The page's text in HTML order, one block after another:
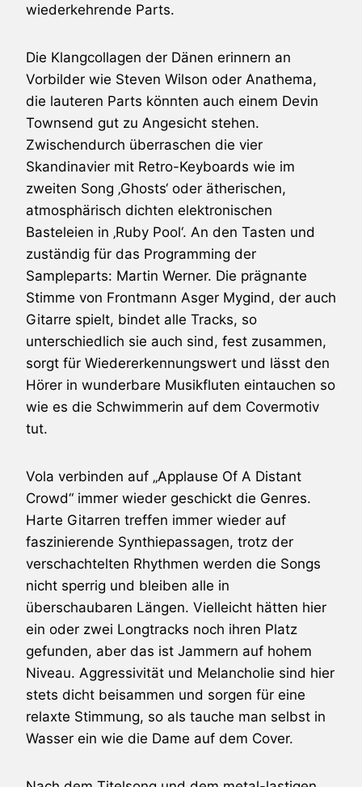
wiederkehrende Parts.
Die Klangcollagen der Dänen erinnern an
Vorbilder wie Steven Wilson oder Anathema,
die lauteren Parts könnten auch einem Devin
Townsend gut zu Angesicht stehen.
Zwischendurch überraschen die vier
Skandinavier mit Retro-Keyboards wie im
zweiten Song ‚Ghosts‘ oder ätherischen,
atmosphärisch dichten elektronischen
Basteleien in ‚Ruby Pool‘. An den Tasten und
zuständig für das Programming der
Sampleparts: Martin Werner. Die prägnante
Stimme von Frontmann Asger Mygind, der auch
Gitarre spielt, bindet alle Tracks, so
unterschiedlich sie auch sind, fest zusammen,
sorgt für Wiedererkennungswert und lässt den
Hörer in wunderbare Musikfluten eintauchen so
wie es die Schwimmerin auf dem Covermotiv
tut.
Vola verbinden auf „Applause Of A Distant
Crowd“ immer wieder geschickt die Genres.
Harte Gitarren treffen immer wieder auf
faszinierende Synthiepassagen, trotz der
verschachtelten Rhythmen werden die Songs
nicht sperrig und bleiben alle in
überschaubaren Längen. Vielleicht hätten hier
ein oder zwei Longtracks noch ihren Platz
gefunden, aber das ist Jammern auf hohem
Niveau. Aggressivität und Melancholie sind hier
stets dicht beisammen und sorgen für eine
relaxte Stimmung, so als tauche man selbst in
Wasser ein wie die Dame auf dem Cover.